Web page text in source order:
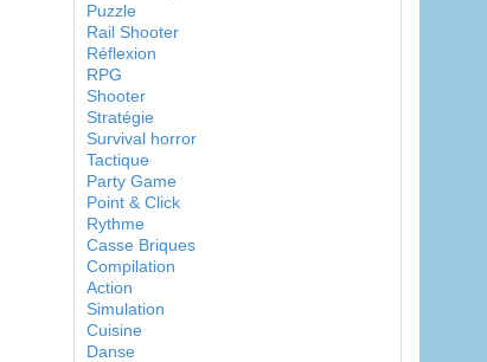
Puzzle
Rail Shooter
Réflexion
RPG
Shooter
Stratégie
Survival horror
Tactique
Party Game
Point & Click
Rythme
Casse Briques
Compilation
Action
Simulation
Cuisine
Danse